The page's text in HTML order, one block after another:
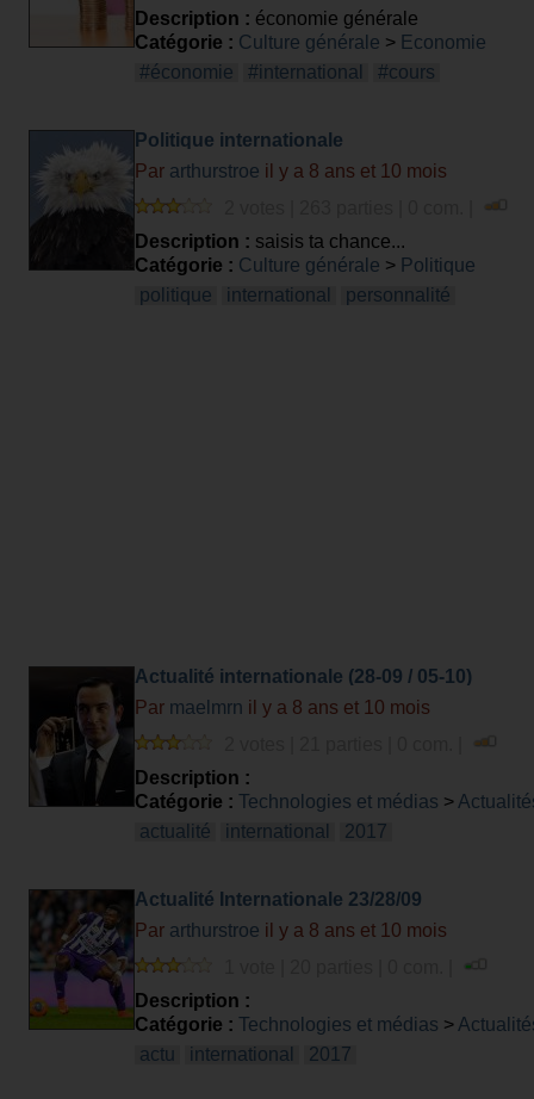
Description : économie générale
Catégorie : Culture générale > Economie
#économie
#international #cours
Politique internationale
Par arthurstroe il y a 8 ans et 10 mois
Description : saisis ta chance...
Catégorie : Culture générale > Politique
politique
international personnalité
Actualité internationale (28-09 / 05-10)
Par maelmrn il y a 8 ans et 10 mois
Description :
Catégorie : Technologies et médias >
actualité
international 2017
Actualité Internationale 23/28/09
Par arthurstroe il y a 8 ans et 10 mois
Description :
Catégorie : Technologies et médias >
actu
international 2017